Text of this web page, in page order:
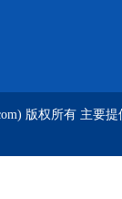
版权所有 主要提